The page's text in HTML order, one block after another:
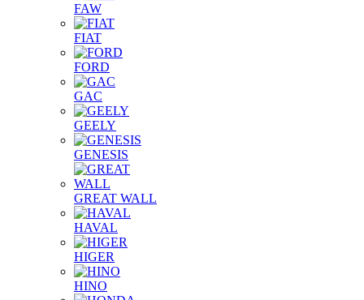
FAW
FIAT
FORD
GAC
GEELY
GENESIS
GREAT WALL
HAVAL
HIGER
HINO